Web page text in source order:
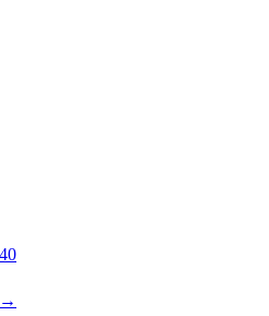
→